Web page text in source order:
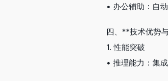
• 办公辅助：自
四、**技术优势
1. 性能突破
• 推理能力：集